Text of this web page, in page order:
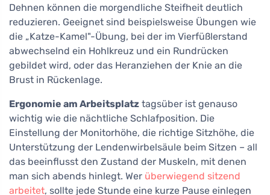
Dehnen können die morgendliche Steifheit deutlich
reduzieren. Geeignet sind beispielsweise Übungen wie
die „Katze-Kamel"-Übung, bei der im Vierfüßlerstand
abwechselnd ein Hohlkreuz und ein Rundrücken
gebildet wird, oder das Heranziehen der Knie an die
Brust in Rückenlage.
Ergonomie am Arbeitsplatz tagsüber ist genauso
wichtig wie die nächtliche Schlafposition. Die
Einstellung der Monitorhöhe, die richtige Sitzhöhe, die
Unterstützung der Lendenwirbelsäule beim Sitzen – all
das beeinflusst den Zustand der Muskeln, mit denen
man sich abends hinlegt. Wer überwiegend sitzend
arbeitet, sollte jede Stunde eine kurze Pause einlegen